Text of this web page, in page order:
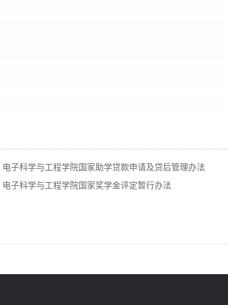
电子科学与工程学院国家助学贷款申请及贷后管理办法
电子科学与工程学院国家奖学金评定暂行办法